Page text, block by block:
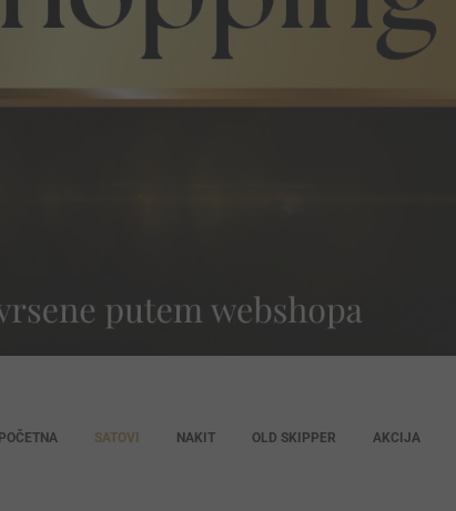
POČETNA SATOVI NAKIT OLD SKIPPER AKCIJA